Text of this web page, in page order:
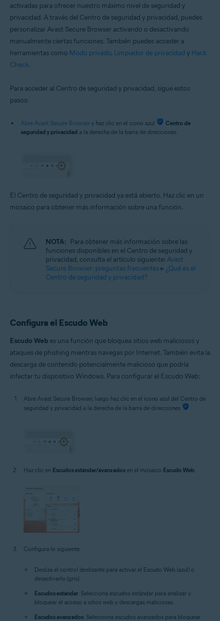
activadas para ofrecer nuestro máximo nivel de seguridad y
privacidad. A través del Centro de seguridad y privacidad, puedes
personalizar Avast Secure Browser activando o desactivando
manualmente ciertas funciones. También puedes acceder a
herramientas como Modo privado, Limpiador de privacidad y Hack
Check.
Para acceder al Centro de seguridad y privacidad, sigue estos
pasos:
Abre Avast Secure Browser y haz clic en el icono azul
Centro de
seguridad y privacidad a la derecha de la barra de direcciones.
El Centro de seguridad y privacidad ya está abierto. Haz clic en un
mosaico para obtener más información sobre una función.
NOTA: Para obtener más información sobre las
funciones disponibles en el Centro de seguridad y
privacidad, consulta el artículo siguiente: Avast
Secure Browser: preguntas frecuentes ▸ ¿Qué es el
Centro de seguridad y privacidad?
Configura el Escudo Web
Escudo Web es una función que bloquea sitios web maliciosos y
ataques de phishing mientras navegas por Internet. También evita la
descarga de contenido potencialmente malicioso que podría
infectar tu dispositivo Windows. Para configurar el Escudo Web:
Abre Avast Secure Browser, luego haz clic en el icono azul del Centro de
seguridad y privacidad a la derecha de la barra de direcciones.
Haz clic en Escudos estándar/avanzados en el mosaico Escudo Web
Configura lo siguiente:
Desliza el control deslizante para activar el Escudo Web (azul) o
desactivarlo (gris).
Escudos estándar: Selecciona escudos estándar para analizar y
bloquear el acceso a sitios web y descargas maliciosas.
Escudos avanzados: Selecciona escudos avanzados para bloquear